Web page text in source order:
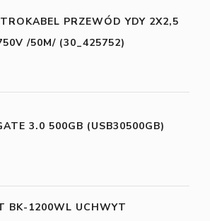
PRZEWÓD YDY 2X2,5
/50M/ (30_425752)
3.0 500GB (USB30500GB)
BK-1200WL UCHWYT